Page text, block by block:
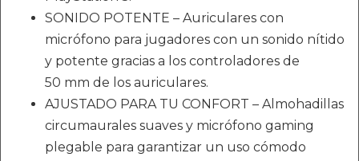
SONIDO POTENTE – Auriculares con
micrófono para jugadores con un sonido nítido
y potente gracias a los controladores de
50 mm de los auriculares.
AJUSTADO PARA TU CONFORT – Almohadillas
circumaurales suaves y micrófono gaming
plegable para garantizar un uso cómodo